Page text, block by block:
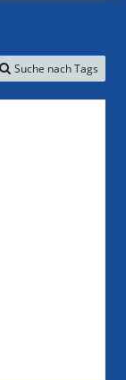
Suche nach Tags